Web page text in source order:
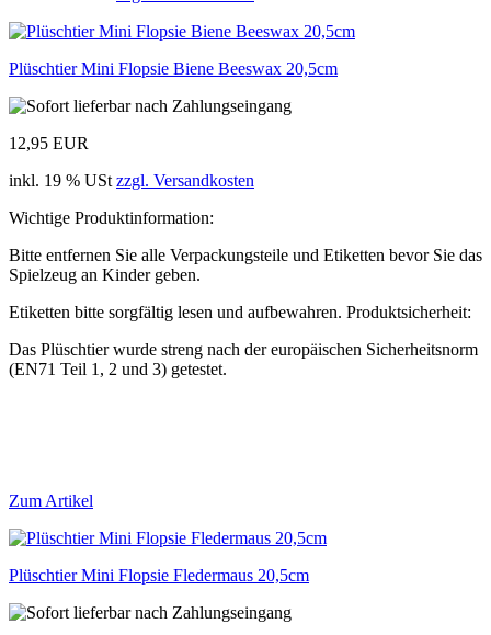
Plüschtier Mini Flopsie Biene Beeswax 20,5cm
12,95 EUR
inkl. 19 % USt zzgl. Versandkosten
Wichtige Produktinformation:
Bitte entfernen Sie alle Verpackungsteile und Etiketten bevor Sie das
Spielzeug an Kinder geben.
Etiketten bitte sorgfältig lesen und aufbewahren. Produktsicherheit:
Das Plüschtier wurde streng nach der europäischen Sicherheitsnorm
(EN71 Teil 1, 2 und 3) getestet.
Zum Artikel
Plüschtier Mini Flopsie Fledermaus 20,5cm